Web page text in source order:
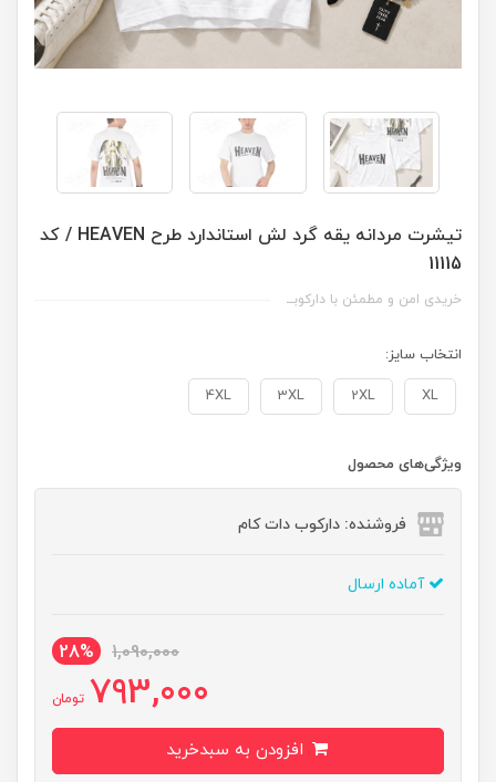
تیشرت مردانه یقه گرد لش استاندارد طرح HEAVEN / کد
11115
خریدی امن و مطمئن با دارکوبــ
انتخاب سایز:
XL
2XL
3XL
4XL
ویژگی‌های محصول
فروشنده: دارکوب دات کام
آماده ارسال
1,090,000
28%
793,000 تومان